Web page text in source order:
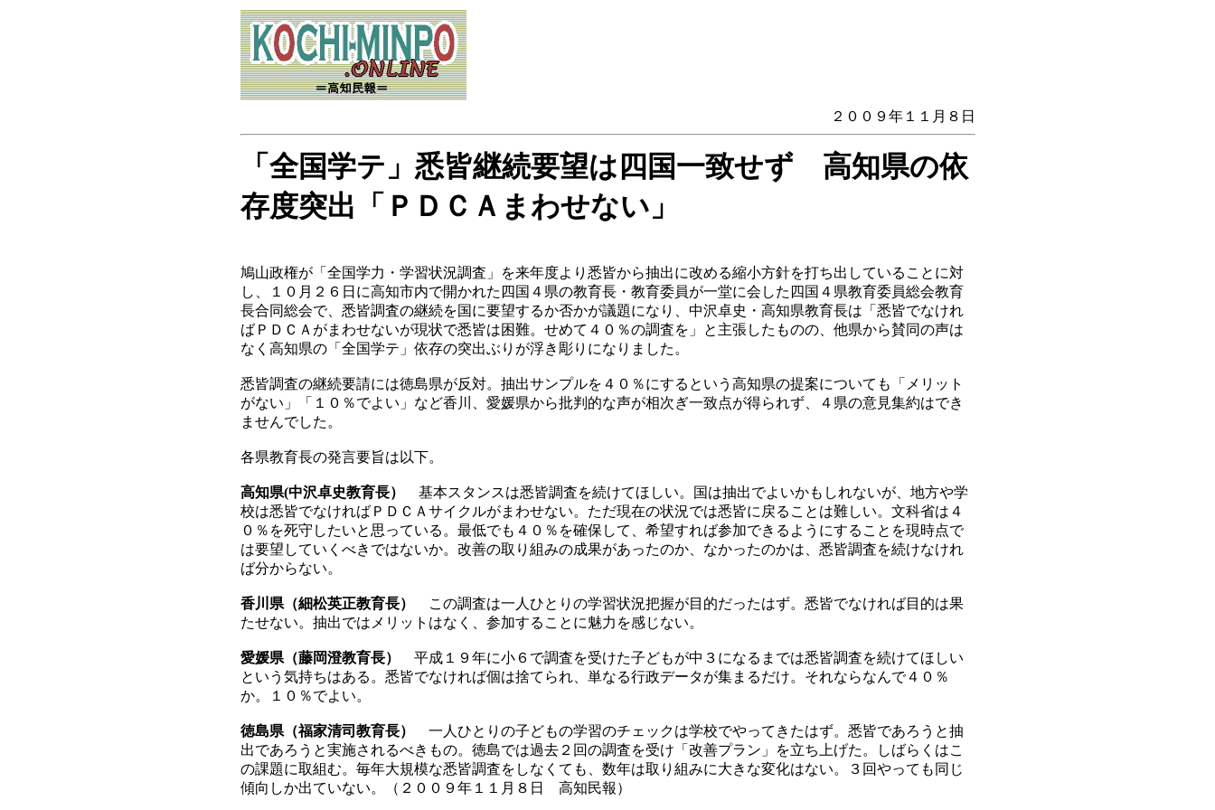
２００９年１１月８日
「全国学テ」悉皆継続要望は四国一致せず 高知県の依
存度突出「ＰＤＣＡまわせない」
鳩山政権が「全国学力・学習状況調査」を来年度より悉皆から抽出に改める縮小方針を打ち出していることに対
し、１０月２６日に高知市内で開かれた四国４県の教育長・教育委員が一堂に会した四国４県教育委員総会教育
長合同総会で、悉皆調査の継続を国に要望するか否かが議題になり、中沢卓史・高知県教育長は「悉皆でなけれ
ばＰＤＣＡがまわせないが現状で悉皆は困難。せめて４０％の調査を」と主張したものの、他県から賛同の声は
なく高知県の「全国学テ」依存の突出ぶりが浮き彫りになりました。
悉皆調査の継続要請には徳島県が反対。抽出サンプルを４０％にするという高知県の提案についても「メリット
がない」「１０％でよい」など香川、愛媛県から批判的な声が相次ぎ一致点が得られず、４県の意見集約はでき
ませんでした。
各県教育長の発言要旨は以下。
高知県(中沢卓史教育長）
基本スタンスは悉皆調査を続けてほしい。国は抽出でよいかもしれないが、地方や学
校は悉皆でなければＰＤＣＡサイクルがまわせない。ただ現在の状況では悉皆に戻ることは難しい。文科省は４
０％を死守したいと思っている。最低でも４０％を確保して、希望すれば参加できるようにすることを現時点で
は要望していくべきではないか。改善の取り組みの成果があったのか、なかったのかは、悉皆調査を続けなけれ
ば分からない。
香川県（細松英正教育長）
この調査は一人ひとりの学習状況把握が目的だったはず。悉皆でなければ目的は果
たせない。抽出ではメリットはなく、参加することに魅力を感じない。
愛媛県（藤岡澄教育長）
平成１９年に小６で調査を受けた子どもが中３になるまでは悉皆調査を続けてほしい
という気持ちはある。悉皆でなければ個は捨てられ、単なる行政データが集まるだけ。それならなんで４０％
か。１０％でよい。
徳島県（福家清司教育長）
一人ひとりの子どもの学習のチェックは学校でやってきたはず。悉皆であろうと抽
出であろうと実施されるべきもの。徳島では過去２回の調査を受け「改善プラン」を立ち上げた。しばらくはこ
の課題に取組む。毎年大規模な悉皆調査をしなくても、数年は取り組みに大きな変化はない。３回やっても同じ
傾向しか出ていない。（２００９年１１月８日 高知民報）